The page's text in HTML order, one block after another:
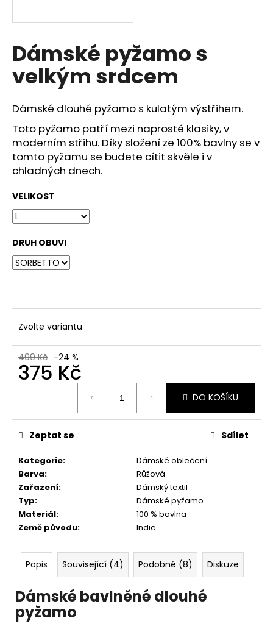
Dámské pyžamo s
velkým srdcem
Dámské dlouhé pyžamo s kulatým výstřihem.
Toto pyžamo patří mezi naprosté klasiky, v
moderním střihu. Díky složení ze 100% bavlny se v
tomto pyžamu se budete cítit skvěle i v
chladných dnech.
VELIKOST
DRUH OBUVI
Zvolte variantu
499 Kč –24 %
375 Kč
DO KOŠÍKU
Kategorie:
Dámské oblečení
Barva:
Růžová
Zařazení:
Dámský textil
Typ:
Dámské pyžamo
Materiál:
100 % bavlna
Země původu: Indie
Zeptat se Sdílet
Popis Související (4) Podobné (8) Diskuze
Dámské bavlněné dlouhé
pyžamo
í
t
?
HLEDAT
D
o
p
r
u
č
m
e